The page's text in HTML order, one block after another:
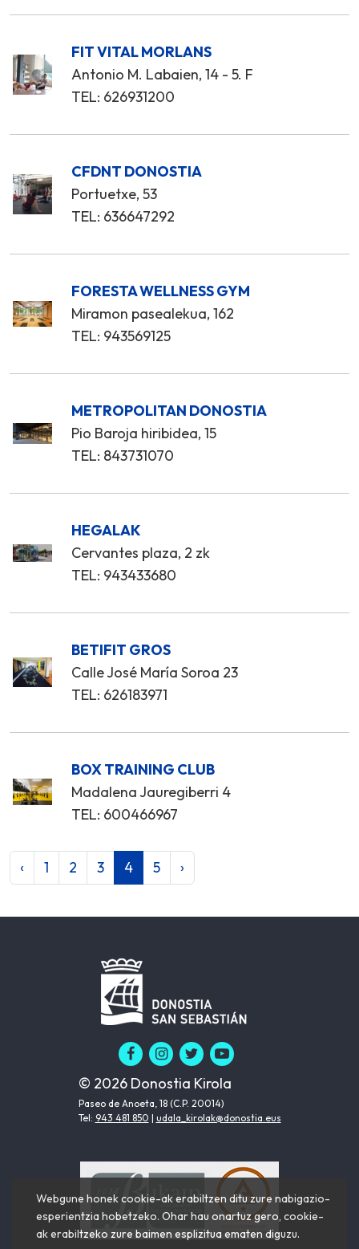
FIT VITAL MORLANS
Antonio M. Labaien, 14 - 5. F
TEL: 626931200
CFDNT DONOSTIA
Portuetxe, 53
TEL: 636647292
FORESTA WELLNESS GYM
Miramon pasealekua, 162
TEL: 943569125
METROPOLITAN DONOSTIA
Pio Baroja hiribidea, 15
TEL: 843731070
HEGALAK
Cervantes plaza, 2 zk
TEL: 943433680
BETIFIT GROS
Calle José María Soroa 23
TEL: 626183971
BOX TRAINING CLUB
Madalena Jauregiberri 4
TEL: 600466967
‹ 1 2 3 4 5 ›
© 2026 Donostia Kirola
Paseo de Anoeta, 18 (C.P. 20014)
Tel: 943 481 850 | udala_kirolak@donostia.eus
Webgune honek cookie-ak erabiltzen ditu zure nabigazio-
esperientzia hobetzeko. Ohar hau onartuz gero, cookie-
ak erabiltzeko zure baimen esplizitua ematen diguzu.